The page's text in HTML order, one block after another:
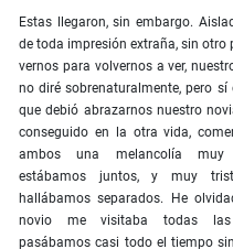
Estas llegaron, sin embargo.
de toda impresión extraña, sin otro
vernos para volvernos a ver,
no diré sobrenaturalmente, pero sí
que debió abrazarnos nuestro
conseguido en la otra vida,
ambos una melancolía muy
estábamos juntos, y muy
hallábamos separados. He
novio me visitaba todas las
pasábamos casi todo el tiempo